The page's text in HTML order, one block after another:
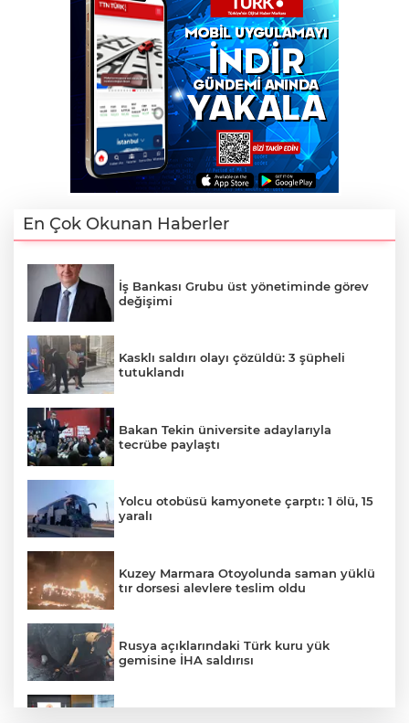
En Çok Okunan Haberler
İş Bankası Grubu üst yönetiminde görev
değişimi
Kasklı saldırı olayı çözüldü: 3 şüpheli
tutuklandı
Bakan Tekin üniversite adaylarıyla
tecrübe paylaştı
Yolcu otobüsü kamyonete çarptı: 1 ölü, 15
yaralı
Kuzey Marmara Otoyolunda saman yüklü
tır dorsesi alevlere teslim oldu
Rusya açıklarındaki Türk kuru yük
gemisine İHA saldırısı